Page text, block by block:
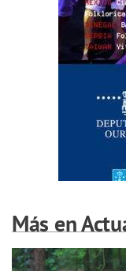
Más en